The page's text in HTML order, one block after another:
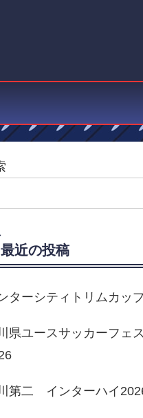
最近の投稿
ターシティトリムカッ
県ユースサッカーフェ
第二 インターハイ